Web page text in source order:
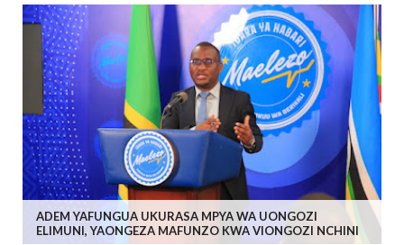
ADEM YAFUNGUA UKURASA MPYA WA UONGOZI
ELIMUNI, YAONGEZA MAFUNZO KWA VIONGOZI NCHINI